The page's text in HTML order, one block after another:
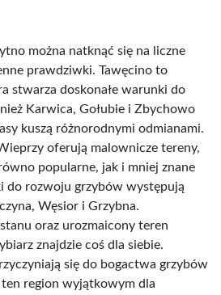
można natknąć się na liczne
prawdziwki. Tawęcino to
stwarza doskonałe warunki do
Karwica, Gołubie i Zbychowo
kuszą różnorodnymi odmianami.
oferują malownicze tereny,
popularne, jak i mniej znane
do rozwoju grzybów występują
Węsior i Grzybna.
oraz urozmaicony teren
znajdzie coś dla siebie.
się do bogactwa grzybów
region wyjątkowym dla